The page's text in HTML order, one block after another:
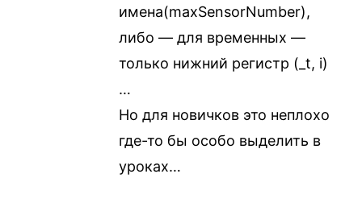
имена(maxSensorNumber),
либо — для временных —
только нижний регистр (_t, i)
…
Но для новичков это неплохо
где-то бы особо выделить в
уроках…